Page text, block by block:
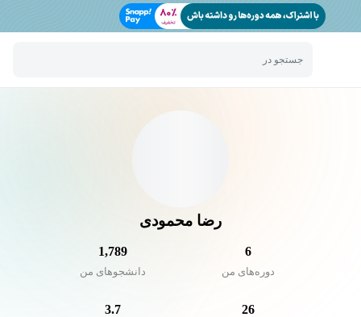
جستجو در
رضا محمودی
6
دوره‌های من
1,789
دانشجو‌های من
26
3.7